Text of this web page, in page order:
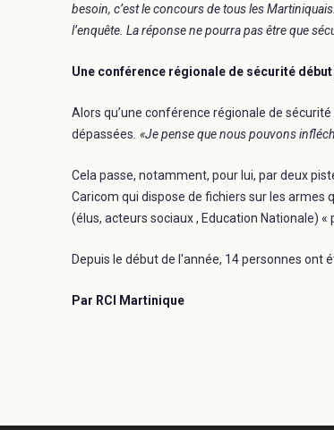
besoin, c’est le concours de tous les
l’enquête. La réponse ne pourra pas être que
Une conférence régionale de sécurité
Alors qu’une conférence régionale de
dépassées . «Je pense que nous pouvons
Cela passe, notamment, pour lui, par deux
Caricom qui dispose de fichiers sur les armes
(élus, acteurs sociaux , Education Nationale) «
Depuis le début de l'année, 14 personnes ont
Par RCI Martinique